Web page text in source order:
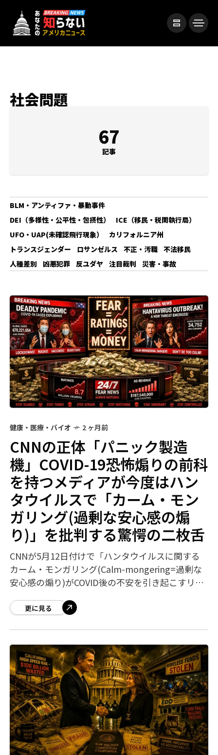
社会問題
67
記事
BLM・アンティファ・暴動事件
DEI（多様性・公平性・包摂性）
ICE（移民・税関執行局）
UFO・UAP(未確認飛行現象）
カリフォルニア州
トランスジェンダー
ロサンゼルス 不正・汚職 不法移民
人種差別
凶悪犯罪 反ユダヤ 注目裁判 災害・事故
健康・医療・バイオ 2 ヶ月前
CNNの正体「パニック製造
機」COVID-19恐怖煽りの前科
を持つメディアが今度はハン
タウイルスで「カーム・モン
ガリング(過剰な安心感の煽
り)」を批判する驚愕の二枚舌
CNNが5月12日付けで「ハンタウイルスに関する
カーム・モンガリング(Calm-mongering=過剰な
安心感の煽り)がCOVID後の不安を引き起こすリス
ィアから猛烈な批判を
更に見る